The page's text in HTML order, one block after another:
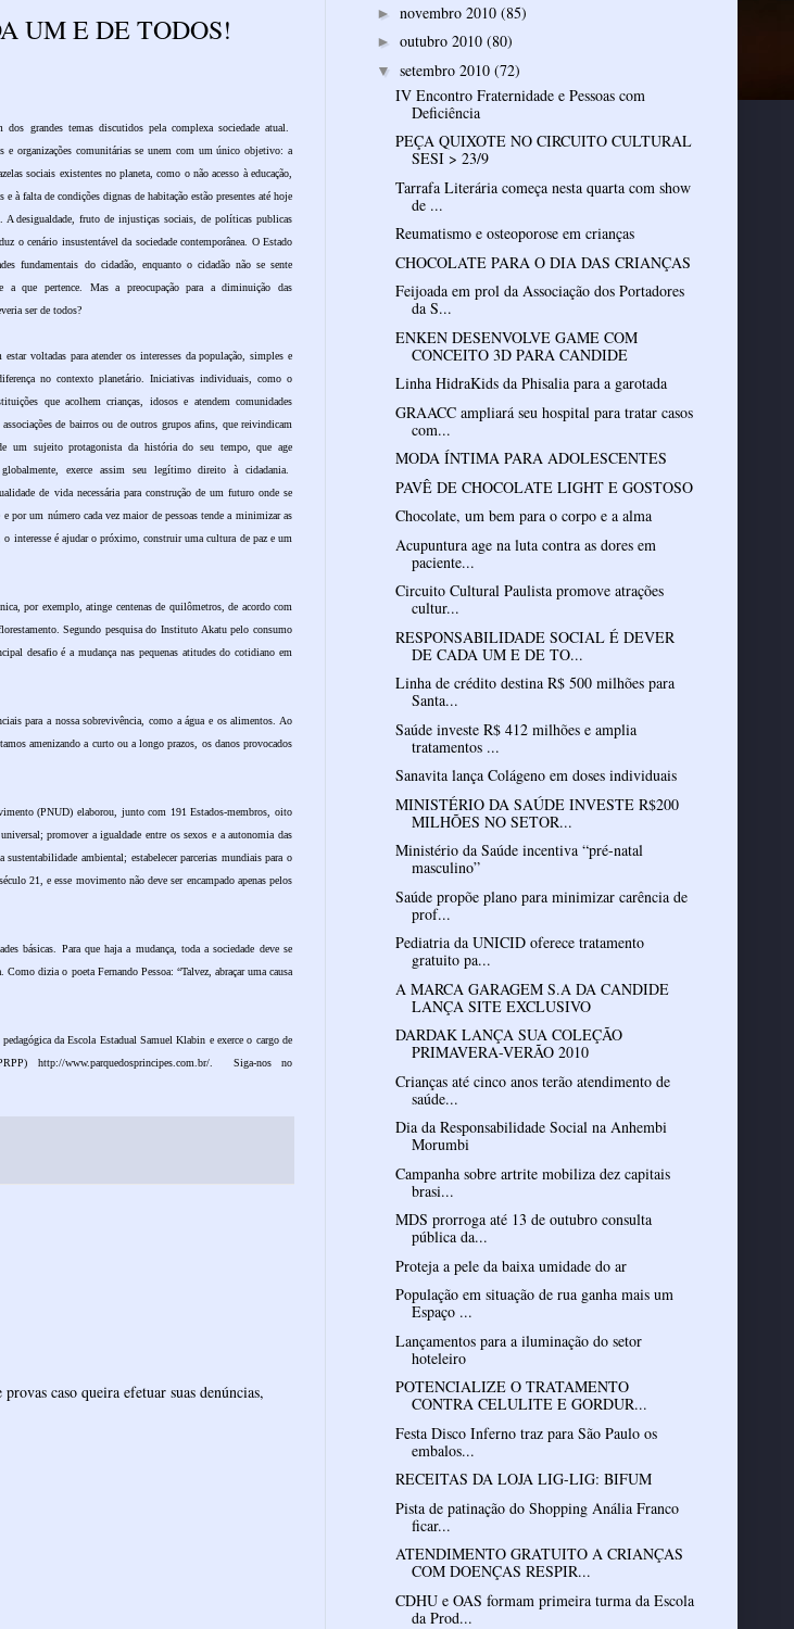
UM E DE TODOS!
grandes temas discutidos pela complexa sociedade atual.
e organizações comunitárias se unem com um único objetivo: a
sociais existentes no planeta, como o não acesso à educação,
e à falta de condições dignas de habitação estão presentes até hoje
A desigualdade, fruto de injustiças sociais, de políticas publicas
o cenário insustentável da sociedade contemporânea. O Estado
fundamentais do cidadão, enquanto o cidadão não se sente
a que pertence. Mas a preocupação para a diminuição das
ser de todos?
voltadas para atender os interesses da população, simples e
no contexto planetário. Iniciativas individuais, como o
que acolhem crianças, idosos e atendem comunidades
de bairros ou de outros grupos afins, que reivindicam
um sujeito protagonista da história do seu tempo, que age
exerce assim seu legítimo direito à cidadania.
de vida necessária para construção de um futuro onde se
por um número cada vez maior de pessoas tende a minimizar as
interesse é ajudar o próximo, construir uma cultura de paz e um
por exemplo, atinge centenas de quilômetros, de acordo com
Segundo pesquisa do Instituto Akatu pelo consumo
desafio é a mudança nas pequenas atitudes do cotidiano em
para a nossa sobrevivência, como a água e os alimentos. Ao
amenizando a curto ou a longo prazos, os danos provocados
(PNUD) elaborou, junto com 191 Estados-membros, oito
promover a igualdade entre os sexos e a autonomia das
ambiental; estabelecer parcerias mundiais para o
21, e esse movimento não deve ser encampado apenas pelos
básicas. Para que haja a mudança, toda a sociedade deve se
dizia o poeta Fernando Pessoa: “Talvez, abraçar uma causa
da Escola Estadual Samuel Klabin e exerce o cargo de
http://www.parquedosprincipes.com.br/. Siga-nos no
caso queira efetuar suas denúncias,
► novembro 2010 (85)
► outubro 2010 (80)
▼ setembro 2010 (72)
IV Encontro Fraternidade e Pessoas com
Deficiência
PEÇA QUIXOTE NO CIRCUITO CULTURAL
SESI > 23/9
Tarrafa Literária começa nesta quarta com show
de ...
Reumatismo e osteoporose em crianças
CHOCOLATE PARA O DIA DAS CRIANÇAS
Feijoada em prol da Associação dos Portadores
da S...
ENKEN DESENVOLVE GAME COM
CONCEITO 3D PARA CANDIDE
Linha HidraKids da Phisalia para a garotada
GRAACC ampliará seu hospital para tratar casos
com...
MODA ÍNTIMA PARA ADOLESCENTES
PAVÊ DE CHOCOLATE LIGHT E GOSTOSO
Chocolate, um bem para o corpo e a alma
Acupuntura age na luta contra as dores em
paciente...
Circuito Cultural Paulista promove atrações
cultur...
RESPONSABILIDADE SOCIAL É DEVER
DE CADA UM E DE TO...
Linha de crédito destina R$ 500 milhões para
Santa...
Saúde investe R$ 412 milhões e amplia
tratamentos ...
Sanavita lança Colágeno em doses individuais
MINISTÉRIO DA SAÚDE INVESTE R$200
MILHÕES NO SETOR...
Ministério da Saúde incentiva “pré-natal
masculino”‏
Saúde propõe plano para minimizar carência de
prof...
Pediatria da UNICID oferece tratamento
gratuito pa...
A MARCA GARAGEM S.A DA CANDIDE
LANÇA SITE EXCLUSIVO
DARDAK LANÇA SUA COLEÇÃO
PRIMAVERA-VERÃO 2010
Crianças até cinco anos terão atendimento de
saúde...
Dia da Responsabilidade Social na Anhembi
Morumbi
Campanha sobre artrite mobiliza dez capitais
brasi...
MDS prorroga até 13 de outubro consulta
pública da...
Proteja a pele da baixa umidade do ar
População em situação de rua ganha mais um
Espaço ...
Lançamentos para a iluminação do setor
hoteleiro
POTENCIALIZE O TRATAMENTO
CONTRA CELULITE E GORDUR...
Festa Disco Inferno traz para São Paulo os
embalos...
RECEITAS DA LOJA LIG-LIG: BIFUM
Pista de patinação do Shopping Anália Franco
ficar...
ATENDIMENTO GRATUITO A CRIANÇAS
COM DOENÇAS RESPIR...
CDHU e OAS formam primeira turma da Escola
da Prod...